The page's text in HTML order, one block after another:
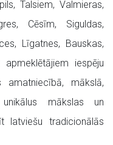
Talsiem, Valmieras,
Cēsīm, Siguldas,
Līgatnes, Bauskas,
iespēju
mākslā,
mākslas un
latviešu tradicionālās